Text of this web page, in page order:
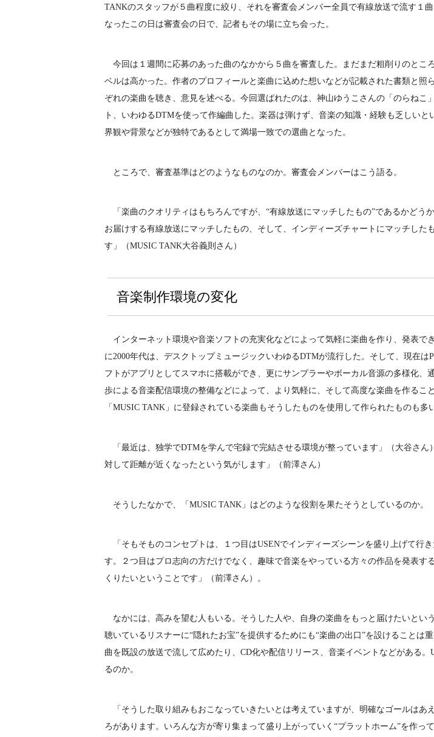
TANKのスタッフが５曲程度に絞り、それを審査会メンバー全員で有線放送で流す１
なったこの日は審査会の日で、記者もその場に立ち会った。
今回は１週間に応募のあった曲のなかから５曲を審査した。まだまだ粗削りのとこ
ベルは高かった。作者のプロフィールと楽曲に込めた想いなどが記載された書類と照
ぞれの楽曲を聴き、意見を述べる。今回選ばれたのは、神山ゆうこさんの「のらねこ
ト、いわゆるDTMを使って作編曲した。楽器は弾けず、音楽の知識・経験も乏しいと
界観や背景などが独特であるとして満場一致での選曲となった。
ところで、審査基準はどのようなものなのか。審査会メンバーはこう語る。
「楽曲のクオリティはもちろんですが、“有線放送にマッチしたもの”であるかどう
お届けする有線放送にマッチしたもの、そして、インディーズチャートにマッチした
す」（MUSIC TANK大谷義則さん）
音楽制作環境の変化
インターネット環境や音楽ソフトの充実化などによって気軽に楽曲を作り、発表で
に2000年代は、デスクトップミュージックいわゆるDTMが流行した。そして、現在は
フトがアプリとしてスマホに搭載ができ、更にサンプラーやボーカル音源の多様化、
歩による音楽配信環境の整備などによって、より気軽に、そして高度な楽曲を作るこ
「MUSIC TANK」に登録されている楽曲もそうしたものを使用して作られたものも多
「最近は、独学でDTMを学んで宅録で完結させる環境が整っています」（大谷さん
対して距離が近くなったという気がします」（前澤さん）
そうしたなかで、「MUSIC TANK」はどのような役割を果たそうとしているのか。
「そもそものコンセプトは、１つ目はUSENでインディーズシーンを盛り上げて行
す。２つ目はプロ志向の方だけでなく、趣味で音楽をやっている方々の作品を発表す
くりたいということです」（前澤さん）。
なかには、高みを望む人もいる。そうした人や、自身の楽曲をもっと届けたいとい
聴いているリスナーに“隠れたお宝”を提供するためにも“楽曲の出口”を設けることは
曲を既設の放送で流して広めたり、CD化や配信リリース、音楽イベントなどがある。
るのか。
「そうした取り組みもおこなっていきたいとは考えていますが、明確なゴールはあ
ろがあります。いろんな方が寄り集まって盛り上がっていく“プラットホーム”を作っ